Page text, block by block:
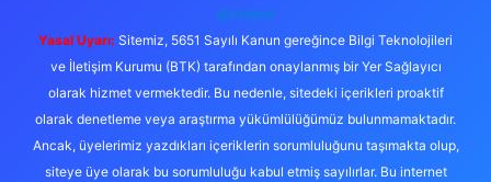
@karabul
Yasal Uyarı: Sitemiz, 5651 Sayılı Kanun gereğince Bilgi Teknolojileri
ve İletişim Kurumu (BTK) tarafından onaylanmış bir Yer Sağlayıcı
olarak hizmet vermektedir. Bu nedenle, sitedeki içerikleri proaktif
olarak denetleme veya araştırma yükümlülüğümüz bulunmamaktadır.
Ancak, üyelerimiz yazdıkları içeriklerin sorumluluğunu taşımakta olup,
siteye üye olarak bu sorumluluğu kabul etmiş sayılırlar. Bu internet